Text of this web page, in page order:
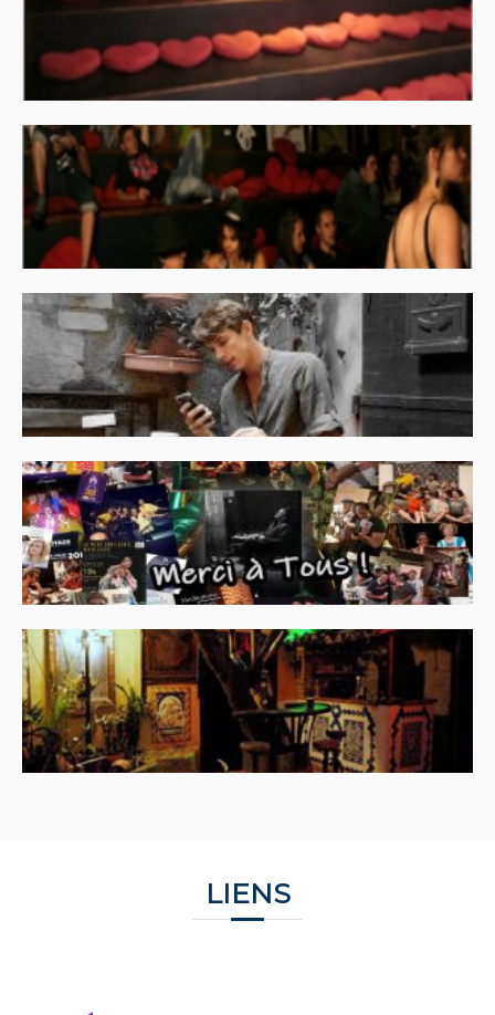
LIENS